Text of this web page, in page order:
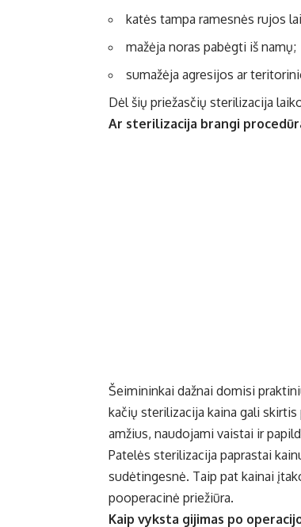
katės tampa ramesnės rujos
mažėja noras pabėgti iš namų;
sumažėja agresijos ar
Dėl šių priežasčių sterilizacija
Ar sterilizacija brangi
Šeimininkai dažnai domisi
kačių sterilizacija kaina gali skirtis
amžius, naudojami vaistai ir
Patelės sterilizacija paprastai
sudėtingesnė. Taip pat kainai
pooperacinė priežiūra.
Kaip vyksta gijimas po